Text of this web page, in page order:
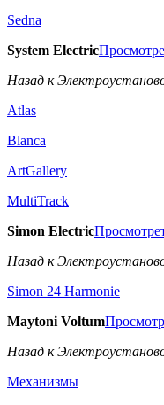
Sedna
System Electric
Назад к
Atlas
Blanca
ArtGallery
MultiTrack
Simon Electric
Назад к
Simon 24 Harmonie
Maytoni Voltum
Назад к
Механизмы